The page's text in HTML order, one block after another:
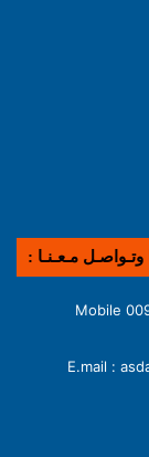
وتـواصـل مـعـنـا :
E.mail :